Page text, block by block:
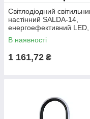
Світлодіодний
настінний SALDA-14,
енергоефективний LED,
4200K, довговічність 30
годин
В наявності
1 161,72 ₴